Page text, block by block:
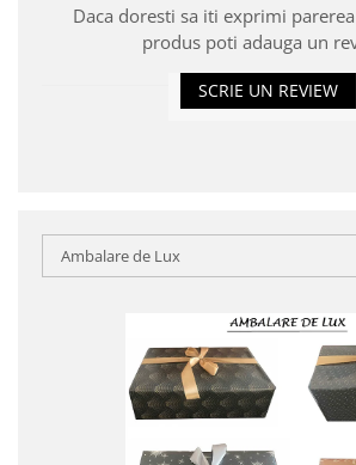
Daca doresti sa iti exprimi
produs poti adauga un
SCRIE UN REVIEW
Ambalare de Lux